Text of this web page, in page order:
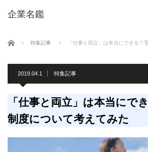
企業名鑑
ホーム 特集記事 「仕事と両立」は本当にできる？
2019.04.1 特集記事
「仕事と両立」は本当にで
制度について考えてみた